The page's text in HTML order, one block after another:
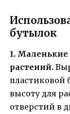
бутылок
1.
растений.
пластиковой
высоту для
отверстий в